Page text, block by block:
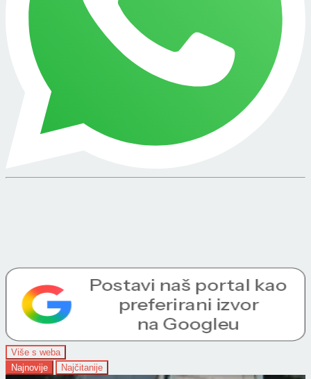
Više s weba
Najnovije
Najčitanije